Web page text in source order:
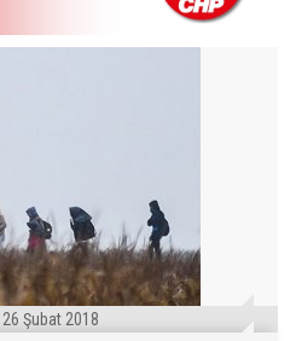
26 Şubat 2018